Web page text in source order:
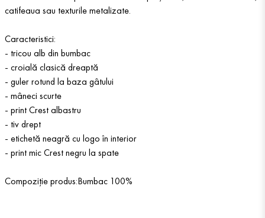
catifeaua sau texturile metalizate.
Caracteristici:
- tricou alb din bumbac
- croială clasică dreaptă
- guler rotund la baza gâtului
- mâneci scurte
- print Crest albastru
- tiv drept
- etichetă neagră cu logo în interior
- print mic Crest negru la spate
Compoziție produs:Bumbac 100%